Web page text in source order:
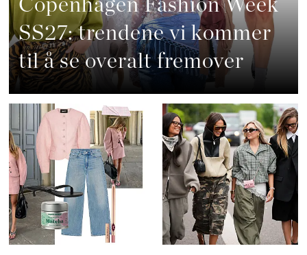
Copenhagen Fashion Week
SS27: trendene vi kommer
til å se overalt fremover